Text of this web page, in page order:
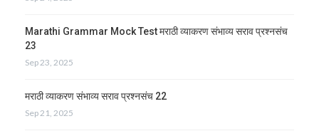
Marathi Grammar Mock Test मराठी व्याकरण संभाव्य सराव प्रश्नसंच
23
Sep 23, 2025
मराठी व्याकरण संभाव्य सराव प्रश्नसंच 22
Sep 21, 2025